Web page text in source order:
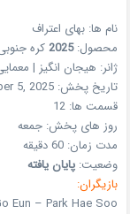
نام ها: بهای اعتراف
محصول:2025 کره
ژانر: هیجان انگیز |
تاریخ پخش:5, 2025
قسمت ها:12
روز های پخش:جمعه
مدت زمان:60 دقیقه
وضعیت:پایان یافته
بازیگران:
Eun – Park Hae Soo